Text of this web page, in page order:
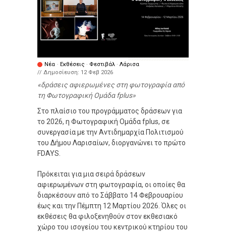
Νέα · Εκθέσεις · Φεστιβάλ · Λάρισα
// Δημοσίευση: 12 Φεβ 2026
δράσεις αφιερωμένες στη φωτογραφία από
τη Φωτογραφική Ομάδα fplus
Στο πλαίσιο του προγράμματος δράσεων για
το 2026, η Φωτογραφική Ομάδα fplus, σε
συνεργασία με την Αντιδημαρχία Πολιτισμού
του Δήμου Λαρισαίων, διοργανώνει το πρώτο
FDAYS.
Πρόκειται για μια σειρά δράσεων
αφιερωμένων στη φωτογραφία, οι οποίες θα
διαρκέσουν από το Σάββατο 14 Φεβρουαρίου
έως και την Πέμπτη 12 Μαρτίου 2026. Όλες οι
εκθέσεις θα φιλοξενηθούν στον εκθεσιακό
χώρο του ισογείου του κεντρικού κτηρίου του